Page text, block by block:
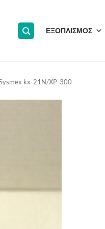
ΕΞΟΠΛΙΣΜΟΣ
kx-21N/XP-300